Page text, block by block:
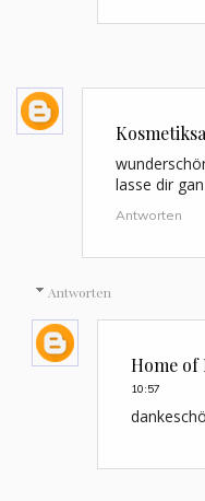
lasse dir
Antworten
Antworten
Home of
10:57